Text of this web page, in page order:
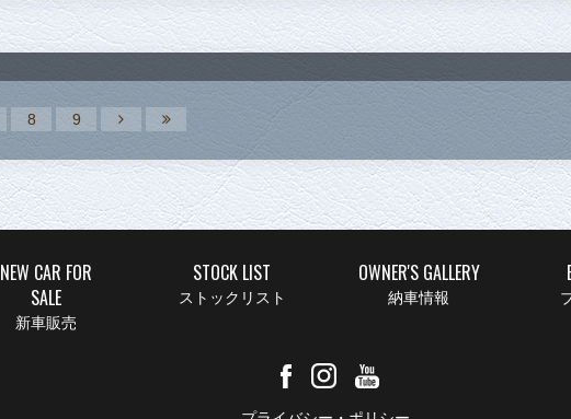
8 9
NEW CAR FOR
SALE
新車販売
STOCK LIST
ストックリスト
OWNER'S GALLERY
納車情報